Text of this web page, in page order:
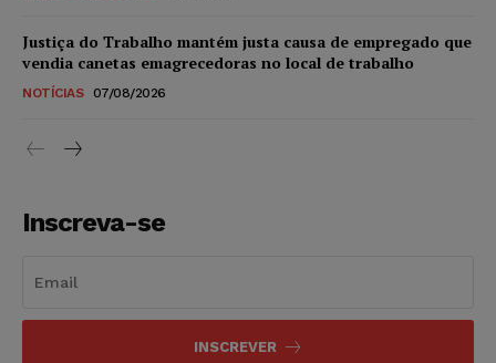
Justiça do Trabalho mantém justa causa de empregado que
vendia canetas emagrecedoras no local de trabalho
NOTÍCIAS 07/08/2026
Inscreva-se
INSCREVER